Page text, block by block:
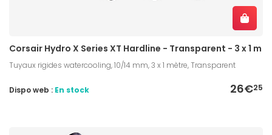
Corsair Hydro X Series XT Hardline - Transparent - 3 x 1 m
Tuyaux rigides watercooling, 10/14 mm, 3 x 1 mètre, Transparent
26€25
Dispo web : En stock